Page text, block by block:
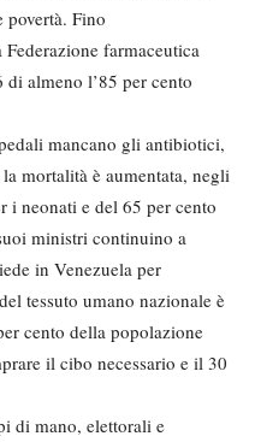
Fino
farmaceutica
almeno l’85 per cento
mancano gli antibiotici,
mortalità è aumentata, negli
i neonati e del 65 per cento
ministri continuino a
in Venezuela per
tessuto umano nazionale è
cento della popolazione
il cibo necessario e il 30
di mano, elettorali e